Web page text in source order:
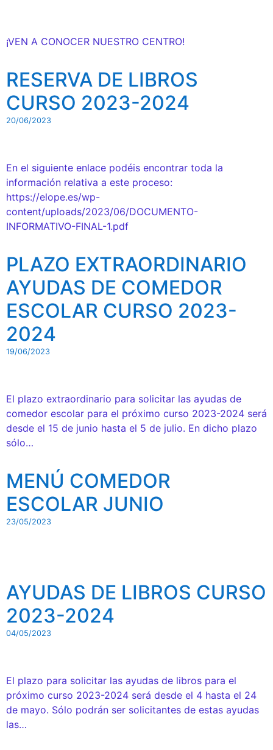
¡VEN A CONOCER NUESTRO CENTRO!
RESERVA DE LIBROS
CURSO 2023-2024
20/06/2023
En el siguiente enlace podéis encontrar toda la
información relativa a este proceso:
https://elope.es/wp-
content/uploads/2023/06/DOCUMENTO-
INFORMATIVO-FINAL-1.pdf
PLAZO EXTRAORDINARIO
AYUDAS DE COMEDOR
ESCOLAR CURSO 2023-
2024
19/06/2023
El plazo extraordinario para solicitar las ayudas de
comedor escolar para el próximo curso 2023-2024 será
desde el 15 de junio hasta el 5 de julio. En dicho plazo
sólo…
MENÚ COMEDOR
ESCOLAR JUNIO
23/05/2023
AYUDAS DE LIBROS CURSO
2023-2024
04/05/2023
El plazo para solicitar las ayudas de libros para el
próximo curso 2023-2024 será desde el 4 hasta el 24
de mayo. Sólo podrán ser solicitantes de estas ayudas
las…